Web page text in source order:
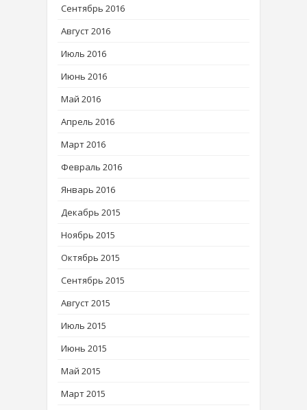
Сентябрь 2016
Август 2016
Июль 2016
Июнь 2016
Май 2016
Апрель 2016
Март 2016
Февраль 2016
Январь 2016
Декабрь 2015
Ноябрь 2015
Октябрь 2015
Сентябрь 2015
Август 2015
Июль 2015
Июнь 2015
Май 2015
Март 2015